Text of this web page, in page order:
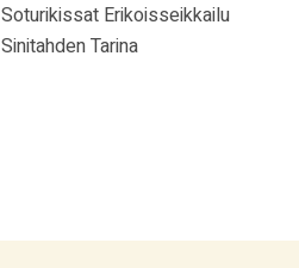
Soturikissat Erikoisseikkailu
Sinitahden Tarina